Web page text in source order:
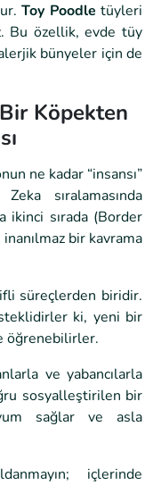
Toy Poodle tüyleri
Bu özellik, evde tüy
bünyeler için de
Köpekten
ne kadar “insansı”
sıralamasında
ikinci sırada (Border
bir kavrama
süreçlerden biridir.
ki, yeni bir
öğrenebilirler.
ve yabancılarla
sosyalleştirilen bir
sağlar ve asla
içlerinde